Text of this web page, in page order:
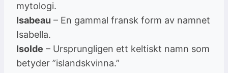
mytologi.
Isabeau – En gammal fransk form av namnet
Isabella.
Isolde – Ursprungligen ett keltiskt namn som
betyder ”islandskvinna.”